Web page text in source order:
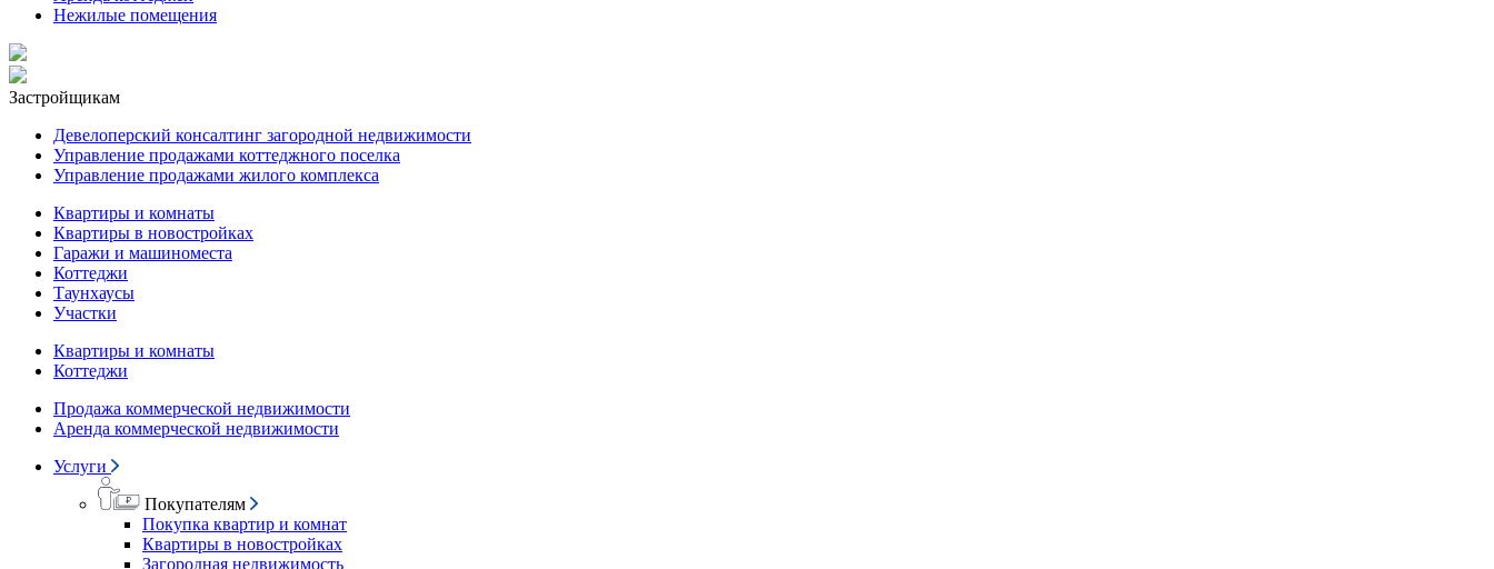
Нежилые помещения
Застройщикам
Девелоперский консалтинг загородной недвижимости
Управление продажами коттеджного поселка
Управление продажами жилого комплекса
Квартиры и комнаты
Квартиры в новостройках
Гаражи и машиноместа
Коттеджи
Таунхаусы
Участки
Квартиры и комнаты
Коттеджи
Продажа коммерческой недвижимости
Аренда коммерческой недвижимости
Услуги
Покупателям
Покупка квартир и комнат
Квартиры в новостройках
Загородная недвижимость